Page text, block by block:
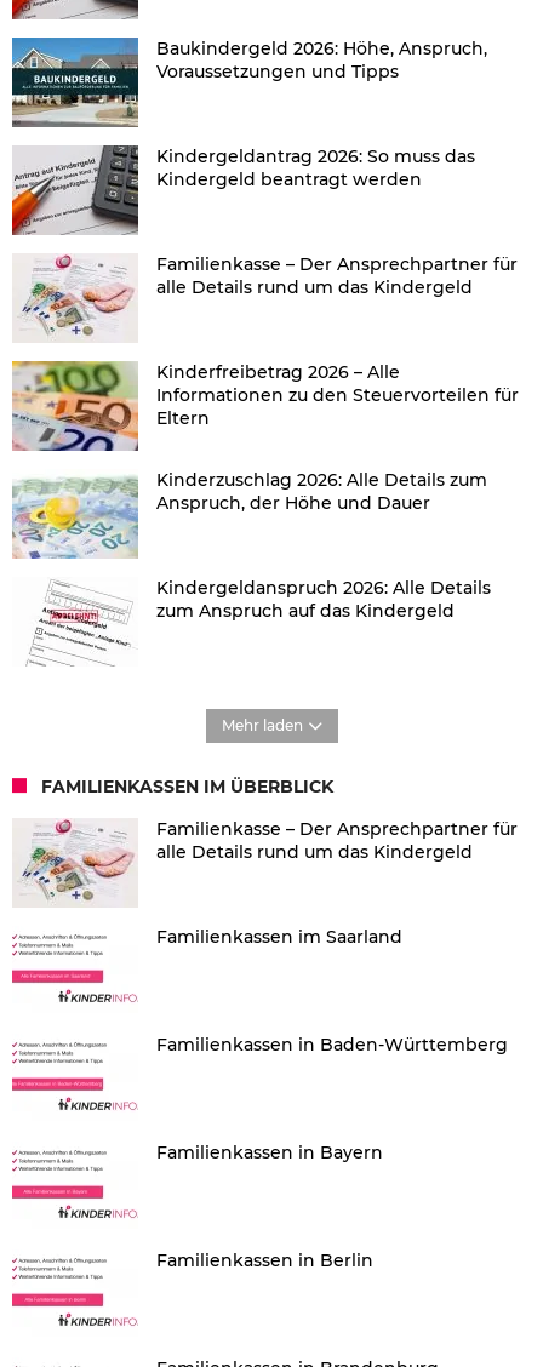
Baukindergeld 2026: Höhe, Anspruch,
Voraussetzungen und Tipps
Kindergeldantrag 2026: So muss das
Kindergeld beantragt werden
Familienkasse – Der Ansprechpartner für
alle Details rund um das Kindergeld
Kinderfreibetrag 2026 – Alle
Informationen zu den Steuervorteilen für
Eltern
Kinderzuschlag 2026: Alle Details zum
Anspruch, der Höhe und Dauer
Kindergeldanspruch 2026: Alle Details
zum Anspruch auf das Kindergeld
Mehr laden
FAMILIENKASSEN IM ÜBERBLICK
Familienkasse – Der Ansprechpartner für
alle Details rund um das Kindergeld
Familienkassen im Saarland
Familienkassen in Baden-Württemberg
Familienkassen in Bayern
Familienkassen in Berlin